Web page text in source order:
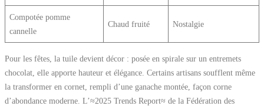
Compotée pomme
cannelle
Chaud fruité Nostalgie
Pour les fêtes, la tuile devient décor : posée en spirale sur un entremets
chocolat, elle apporte hauteur et élégance. Certains artisans soufflent même
la transformer en cornet, rempli d’une ganache montée, façon corne
d’abondance moderne. L’≈2025 Trends Report≈ de la Fédération des